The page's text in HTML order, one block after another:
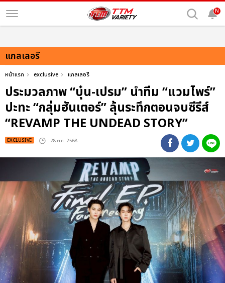
N
แกลเลอรี
หน้าแรก exclusive แกลเลอรี
ประมวลภาพ “บุ๋น-เปรม” นำทีม “แวมไพร์”
ปะทะ “กลุ่มฮันเตอร์” ลุ้นระทึกตอนจบซีรีส์
“REVAMP THE UNDEAD STORY”
EXCLUSIVE : 28 ต.ค. 2568